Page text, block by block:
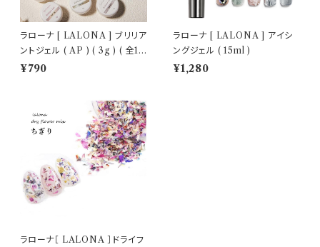
ラローナ [ LALONA ] ブリリア
ントジェル ( AP ) ( 3g ) ( 全10
色 )
¥790
ラローナ [ LALONA ] アイシ
ングジェル ( 15ml )
¥1,280
ラローナ［ LALONA ］ドライフ